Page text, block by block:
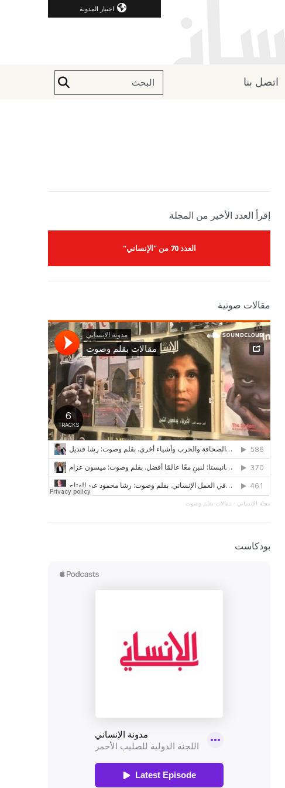
اختيار المدونة
اتصل بنا
إقرأ العدد الأخير من المجلة
العدد 70 من "الإنساني"
مقالات صوتية
مجلة الإنساني · مقالات بقلم وصوت
بودكاست